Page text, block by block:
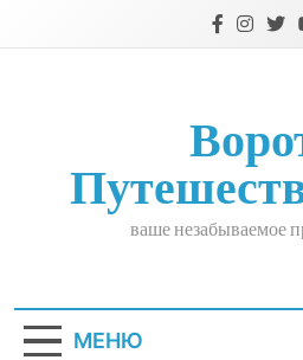
ваше незабываемое
МЕНЮ